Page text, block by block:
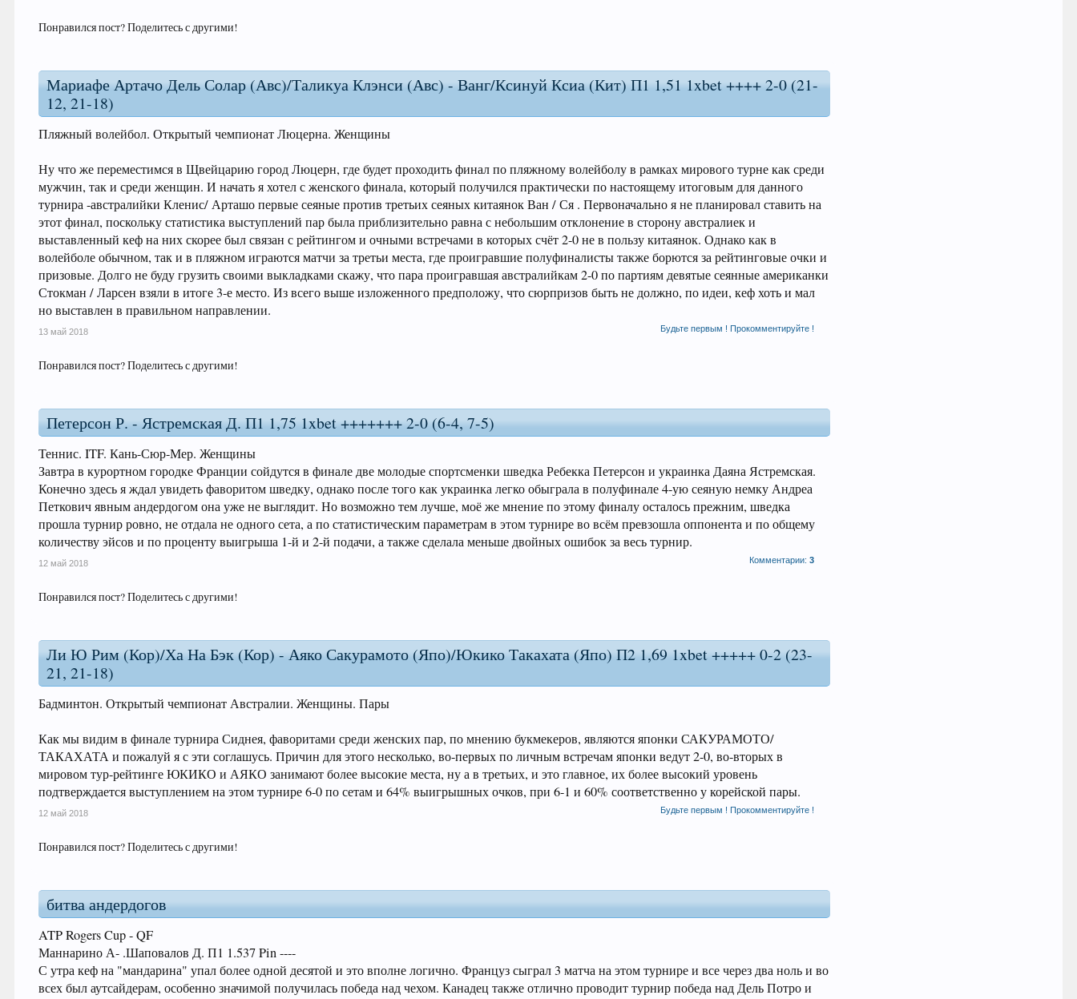
Понравился пост? Поделитесь с другими!
Мариафе Артачо Дель Солар (Авс)/Таликуа Клэнси (Авс) - Ванг/Ксинуй Ксиа (Кит) П1 1,51 1xbet ++++ 2-0 (21-
12, 21-18)
Пляжный волейбол. Открытый чемпионат Люцерна. Женщины
Ну что же переместимся в Щвейцарию город Люцерн, где будет проходить финал по пляжному волейболу в рамках мирового турне как среди
мужчин, так и среди женщин. И начать я хотел с женского финала, который получился практически по настоящему итоговым для данного
турнира -австралийки Кленис/ Арташо первые сеяные против третьих сеяных китаянок Ван / Ся . Первоначально я не планировал ставить на
этот финал, поскольку статистика выступлений пар была приблизительно равна с небольшим отклонение в сторону австралиек и
выставленный кеф на них скорее был связан с рейтингом и очными встречами в которых счёт 2-0 не в пользу китаянок. Однако как в
волейболе обычном, так и в пляжном играются матчи за третьи места, где проигравшие полуфиналисты также борются за рейтинговые очки и
призовые. Долго не буду грузить своими выкладками скажу, что пара проигравшая австралийкам 2-0 по партиям девятые сеянные американки
Стокман / Ларсен взяли в итоге 3-е место. Из всего выше изложенного предположу, что сюрпризов быть не должно, по идеи, кеф хоть и мал
но выставлен в правильном направлении.
Будьте первым ! Прокомментируйте !
13 май 2018
Понравился пост? Поделитесь с другими!
Петерсон Р. - Ястремская Д. П1 1,75 1xbet +++++++ 2-0 (6-4, 7-5)
Теннис. ITF. Кань-Сюр-Мер. Женщины
Завтра в курортном городке Франции сойдутся в финале две молодые спортсменки шведка Ребекка Петерсон и украинка Даяна Ястремская.
Конечно здесь я ждал увидеть фаворитом шведку, однако после того как украинка легко обыграла в полуфинале 4-ую сеяную немку Андреа
Петкович явным андердогом она уже не выглядит. Но возможно тем лучше, моё же мнение по этому финалу осталось прежним, шведка
прошла турнир ровно, не отдала не одного сета, а по статистическим параметрам в этом турнире во всём превзошла оппонента и по общему
количеству эйсов и по проценту выигрыша 1-й и 2-й подачи, а также сделала меньше двойных ошибок за весь турнир.
Комментарии: 3
12 май 2018
Понравился пост? Поделитесь с другими!
Ли Ю Рим (Кор)/Ха На Бэк (Кор) - Аяко Сакурамото (Япо)/Юкико Такахата (Япо) П2 1,69 1xbet +++++ 0-2 (23-
21, 21-18)
Бадминтон. Открытый чемпионат Австралии. Женщины. Пары
Как мы видим в финале турнира Сиднея, фаворитами среди женских пар, по мнению букмекеров, являются японки САКУРАМОТО/
ТАКАХАТА и пожалуй я с эти соглашусь. Причин для этого несколько, во-первых по личным встречам японки ведут 2-0, во-вторых в
мировом тур-рейтинге ЮКИКО и АЯКО занимают более высокие места, ну а в третьих, и это главное, их более высокий уровень
подтверждается выступлением на этом турнире 6-0 по сетам и 64% выигрышных очков, при 6-1 и 60% соответственно у корейской пары.
Будьте первым ! Прокомментируйте !
12 май 2018
Понравился пост? Поделитесь с другими!
битва андердогов
ATP Rogers Cup - QF
Маннарино А- .Шаповалов Д. П1 1.537 Pin ----
С утра кеф на "мандарина" упал более одной десятой и это вполне логично. Француз сыграл 3 матча на этом турнире и все через два ноль и во
всех был аутсайдерам, особенно значимой получилась победа над чехом. Канадец также отлично проводит турнир победа над Дель Потро и